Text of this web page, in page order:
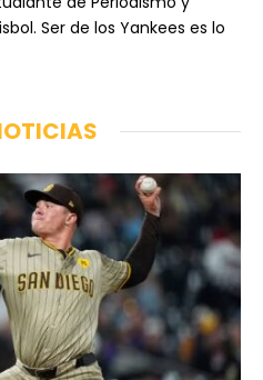
Ser de los Yankees es lo